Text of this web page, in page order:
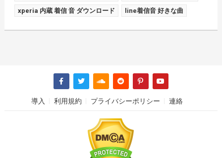
xperia 内蔵 着信 音 ダウンロード line着信音 好きな曲
導入 利用規約 プライバシーポリシー 連絡